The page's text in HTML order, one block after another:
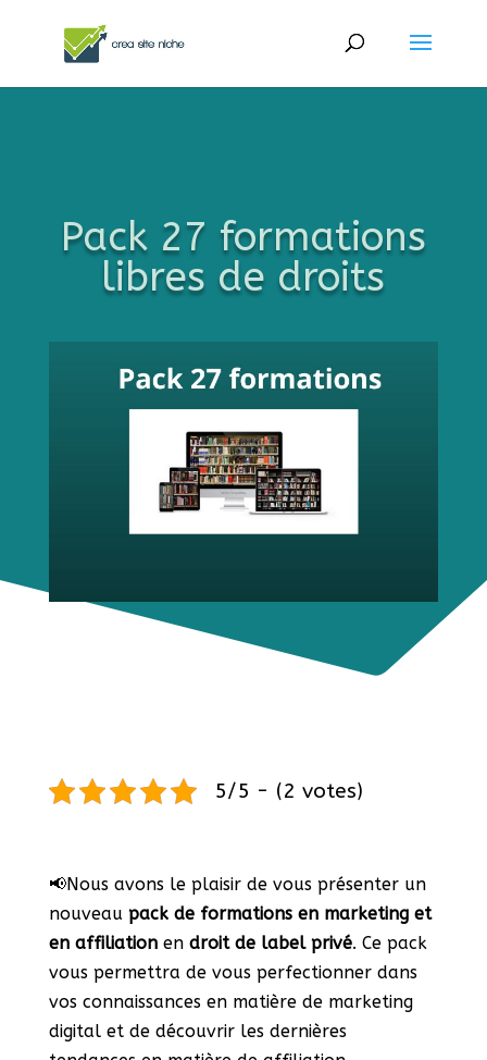
Pack 27 formations
libres de droits
5/5 - (2 votes)
📢Nous avons le plaisir de vous présenter un
nouveau pack de formations en marketing et
en affiliationen droit de label privé. Ce pack
vous permettra de vous perfectionner dans
vos connaissances en matière de marketing
digital et de découvrir les dernières